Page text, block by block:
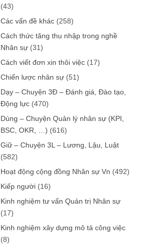
(43)
Các vấn đề khác (258)
Cách thức tăng thu nhập trong nghề
Nhân sự (31)
Cách viết đơn xin thôi việc (17)
Chiến lược nhân sự (51)
Dạy – Chuyện 3Đ – Đánh giá, Đào tạo,
Động lực (470)
Dùng – Chuyện Quản lý nhân sự (KPI,
BSC, OKR, …) (616)
Giữ – Chuyện 3L – Lương, Lậu, Luật
(582)
Hoạt động cộng đồng Nhân sự Vn (492)
Kiếp người (16)
Kinh nghiệm tư vấn Quản trị Nhân sự
(17)
Kinh nghiệm xây dựng mô tả công việc
(8)